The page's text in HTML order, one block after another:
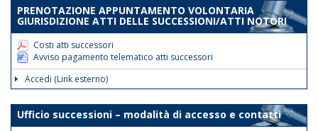
PRENOTAZIONE APPUNTAMENTO VOLONTARIA
GIURISDIZIONE ATTI DELLE SUCCESSIONI/ATTI NOTORI
Costi atti successori
Avviso pagamento telematico atti successori
Accedi (Link esterno)
Ufficio successioni – modalità di accesso e contatti